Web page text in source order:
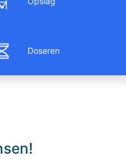
Doseren